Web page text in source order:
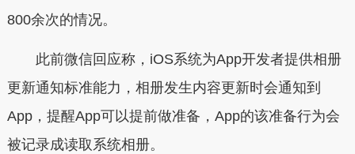
800余次的情况。
此前微信回应称，iOS系统为App开发者提供相册
更新通知标准能力，相册发生内容更新时会通知到
App，提醒App可以提前做准备，App的该准备行为会
被记录成读取系统相册。